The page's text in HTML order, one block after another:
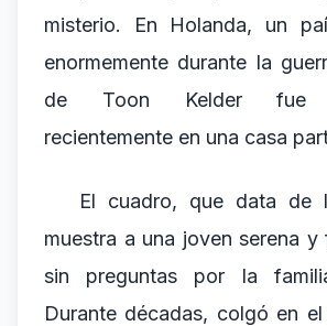
misterio. En Holanda, un
enormemente durante la
de Toon Kelder fue
recientemente en una casa
El cuadro, que data de
muestra a una joven serena y
sin preguntas por la
Durante décadas, colgó en